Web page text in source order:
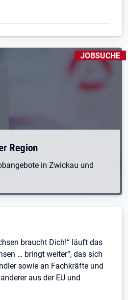
JOBSUCHE
Region
in Zwickau und
braucht Dich!“ läuft das
… bringt weiter“, das sich
sowie an Fachkräfte und
aus der EU und